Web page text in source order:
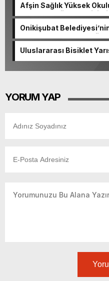
Afşin Sağlık Yüksek
Okulunda görev değişimi!
Onikişubat
başvurularında son gün
Uluslararası Bisiklet
YORUM YAP